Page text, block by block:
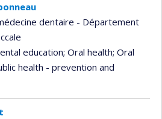
dentaire - Département
education; Oral health; Oral
health - prevention and